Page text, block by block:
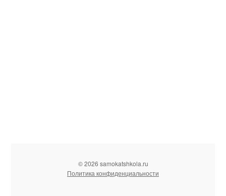
© 2026 samokatshkola.ru
Политика конфиденциальности